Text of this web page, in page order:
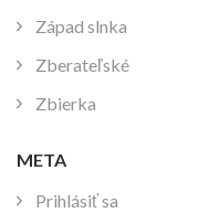
Západ slnka
Zberateľské
Zbierka
META
Prihlásiť sa